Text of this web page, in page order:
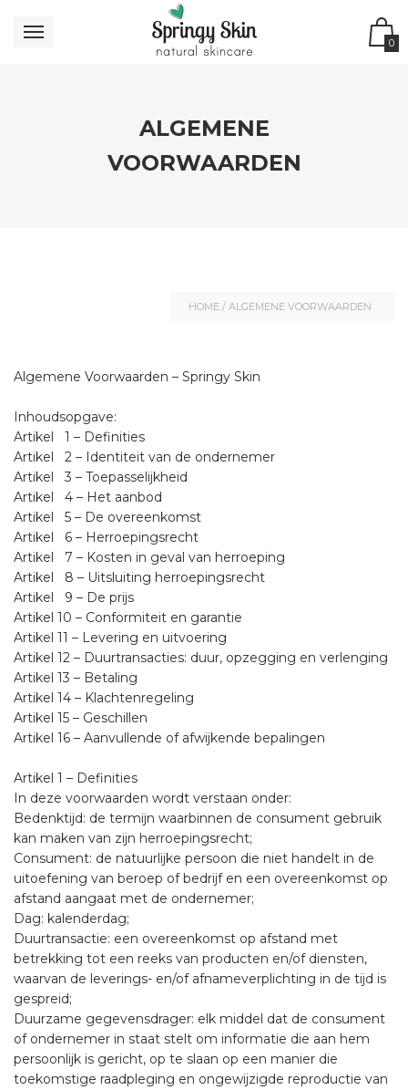
0
ALGEMENE
VOORWAARDEN
HOME / ALGEMENE VOORWAARDEN
Algemene Voorwaarden – Springy Skin
Inhoudsopgave:
Artikel 1 – Definities
Artikel 2 – Identiteit van de ondernemer
Artikel 3 – Toepasselijkheid
Artikel 4 – Het aanbod
Artikel 5 – De overeenkomst
Artikel 6 – Herroepingsrecht
Artikel 7 – Kosten in geval van herroeping
Artikel 8 – Uitsluiting herroepingsrecht
Artikel 9 – De prijs
Artikel 10 – Conformiteit en garantie
Artikel 11 – Levering en uitvoering
Artikel 12 – Duurtransacties: duur, opzegging en verlenging
Artikel 13 – Betaling
Artikel 14 – Klachtenregeling
Artikel 15 – Geschillen
Artikel 16 – Aanvullende of afwijkende bepalingen
Artikel 1 – Definities
In deze voorwaarden wordt verstaan onder:
Bedenktijd: de termijn waarbinnen de consument gebruik
kan maken van zijn herroepingsrecht;
Consument: de natuurlijke persoon die niet handelt in de
uitoefening van beroep of bedrijf en een overeenkomst op
afstand aangaat met de ondernemer;
Dag: kalenderdag;
Duurtransactie: een overeenkomst op afstand met
betrekking tot een reeks van producten en/of diensten,
waarvan de leverings- en/of afnameverplichting in de tijd is
gespreid;
Duurzame gegevensdrager: elk middel dat de consument
of ondernemer in staat stelt om informatie die aan hem
persoonlijk is gericht, op te slaan op een manier die
toekomstige raadpleging en ongewijzigde reproductie van